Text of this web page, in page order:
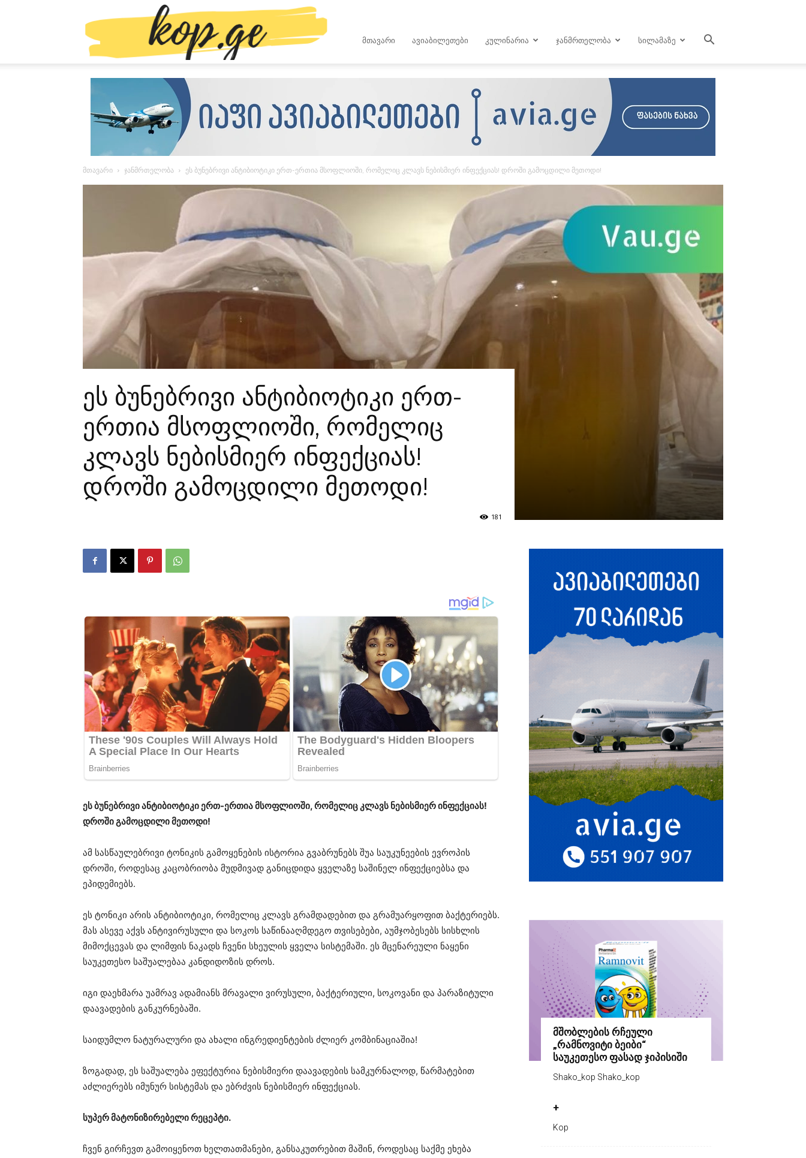
kop.ge
ᲛᲗᲐᲕᲐᲠᲘ ᲐᲕᲘᲐᲑᲘᲚᲔᲗᲔᲑᲘ ᲙᲣᲚᲘᲜᲐᲠᲘᲐ ᲯᲐᲜᲛᲠᲗᲔᲚᲝᲑᲐ ᲡᲘᲚᲐᲛᲐᲖᲔ
მთავარი ჯანმრთელობა ეს ბუნებრივი ანტიბიოტიკი ერთ-ერთია მსოფლიოში, რომელიც კლავს ნებისმიერ ინფექციას! დროში გამოცდილი მეთოდი!
ეს ბუნებრივი ანტიბიოტიკი ერთ-
ერთია მსოფლიოში, რომელიც
კლავს ნებისმიერ ინფექციას!
დროში გამოცდილი მეთოდი!
181
ეს ბუნებრივი ანტიბიოტიკი ერთ-ერთია მსოფლიოში, რომელიც კლავს ნებისმიერ ინფექციას!
დროში გამოცდილი მეთოდი!
ამ სასწაულებრივი ტონიკის გამოყენების ისტორია გვაბრუნებს შუა საუკუნეების ევროპის
დროში, როდესაც კაცობრიობა მუდმივად განიცდიდა ყველაზე საშინელ ინფექციებსა და
ეპიდემიებს.
ეს ტონიკი არის ანტიბიოტიკი, რომელიც კლავს გრამდადებით და გრამუარყოფით ბაქტერიებს.
მას ასევე აქვს ანტივირუსული და სოკოს საწინააღმდეგო თვისებები, აუმჯობესებს სისხლის
მიმოქცევას და ლიმფის ნაკადს ჩვენი სხეულის ყველა სისტემაში. ეს მცენარეული ნაყენი
საუკეთესო საშუალებაა კანდიდოზის დროს.
იგი დაეხმარა უამრავ ადამიანს მრავალი ვირუსული, ბაქტერიული, სოკოვანი და პარაზიტული
დაავადების განკურნებაში.
საიდუმლო ნატურალური და ახალი ინგრედიენტების ძლიერ კომბინაციაშია!
ზოგადად, ეს საშუალება ეფექტურია ნებისმიერი დაავადების სამკურნალოდ, წარმატებით
აძლიერებს იმუნურ სისტემას და ებრძვის ნებისმიერ ინფექციას.
სუპერ მატონიზირებელი რეცეპტი.
ჩვენ გირჩევთ გამოიყენოთ ხელთათმანები, განსაკუთრებით მაშინ, როდესაც საქმე ეხება
მშობლების რჩეული
„რამნოვიტი ბეიბი“
საუკეთესო ფასად ჯიპისიში
Shako_kop Shako_kop
+
Kop